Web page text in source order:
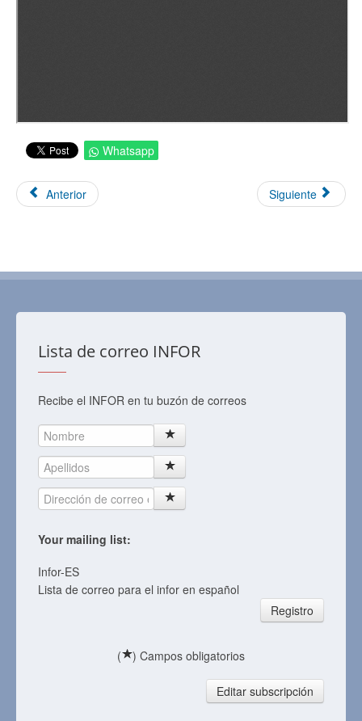
Whatsapp
Anterior Siguiente
Lista de correo INFOR
Recibe el INFOR en tu buzón de correos
Your mailing list:
Infor-ES
Lista de correo para el infor en español
Registro
( ) Campos obligatorios
Editar subscripción